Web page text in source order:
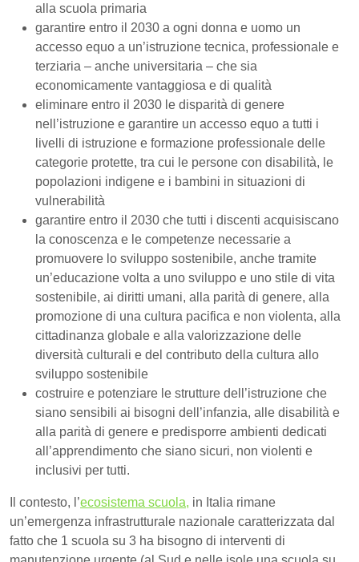
alla scuola primaria
garantire entro il 2030 a ogni donna e uomo un
accesso equo a un’istruzione tecnica, professionale e
terziaria – anche universitaria – che sia
economicamente vantaggiosa e di qualità
eliminare entro il 2030 le disparità di genere
nell’istruzione e garantire un accesso equo a tutti i
livelli di istruzione e formazione professionale delle
categorie protette, tra cui le persone con disabilità, le
popolazioni indigene e i bambini in situazioni di
vulnerabilità
garantire entro il 2030 che tutti i discenti acquisiscano
la conoscenza e le competenze necessarie a
promuovere lo sviluppo sostenibile, anche tramite
un’educazione volta a uno sviluppo e uno stile di vita
sostenibile, ai diritti umani, alla parità di genere, alla
promozione di una cultura pacifica e non violenta, alla
cittadinanza globale e alla valorizzazione delle
diversità culturali e del contributo della cultura allo
sviluppo sostenibile
costruire e potenziare le strutture dell’istruzione che
siano sensibili ai bisogni dell’infanzia, alle disabilità e
alla parità di genere e predisporre ambienti dedicati
all’apprendimento che siano sicuri, non violenti e
inclusivi per tutti.
Il contesto, l’ecosistema scuola, in Italia rimane
un’emergenza infrastrutturale nazionale caratterizzata dal
fatto che 1 scuola su 3 ha bisogno di interventi di